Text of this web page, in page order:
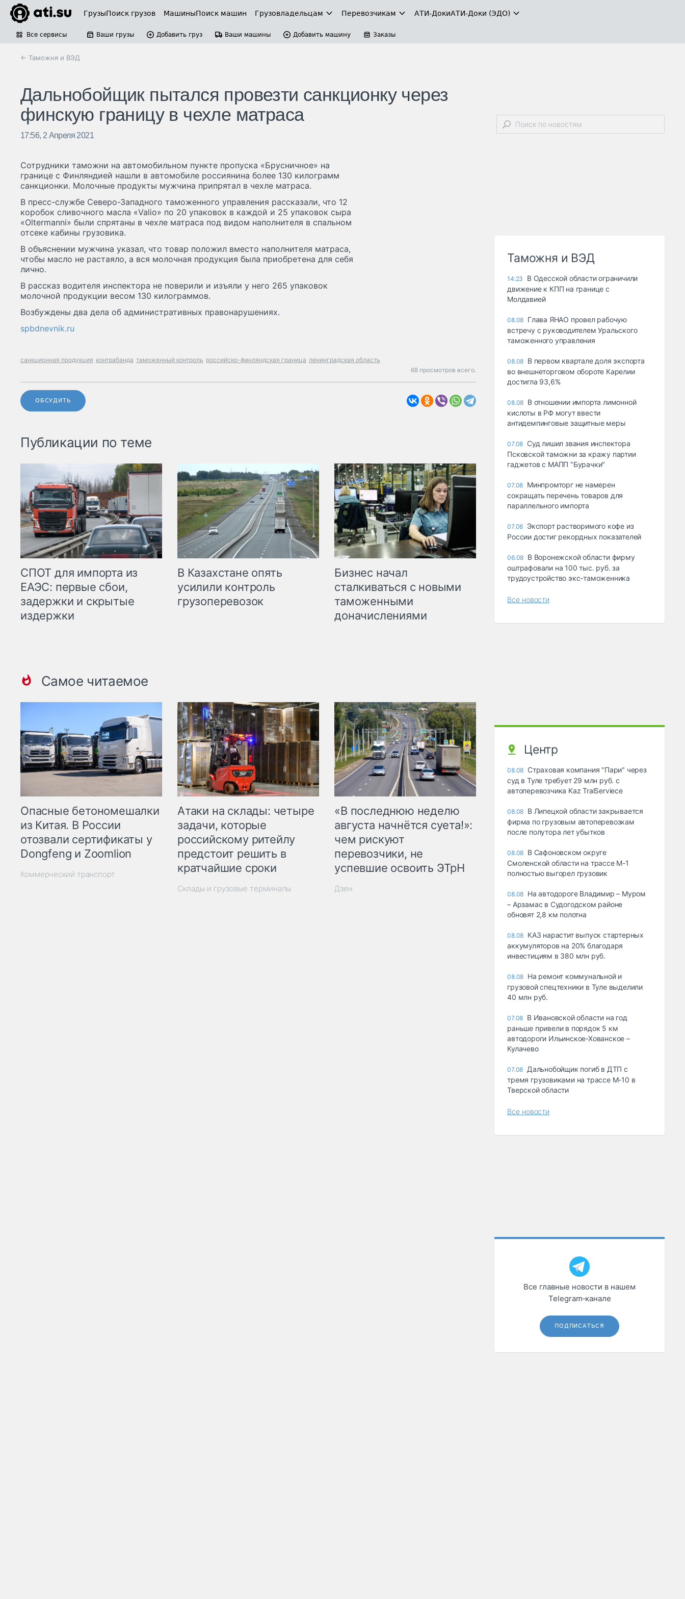
ГрузыПоиск грузов МашиныПоиск машин Грузовладельцам Перевозчикам АТИ-ДокиАТИ-Доки (ЭДО)
Все сервисы Ваши грузы Добавить груз Ваши машины Добавить машину Заказы
← Таможня и ВЭД
Дальнобойщик пытался провезти санкционку через
финскую границу в чехле матраса
17:56, 2 Апреля 2021
Сотрудники таможни на автомобильном пункте пропуска «Брусничное» на
границе с Финляндией нашли в автомобиле россиянина более 130 килограмм
санкционки. Молочные продукты мужчина припрятал в чехле матраса.
В пресс-службе Северо-Западного таможенного управления рассказали, что 12
коробок сливочного масла «Valio» по 20 упаковок в каждой и 25 упаковок сыра
«Oltermanni» были спрятаны в чехле матраса под видом наполнителя в спальном
отсеке кабины грузовика.
В объяснении мужчина указал, что товар положил вместо наполнителя матраса,
чтобы масло не растаяло, а вся молочная продукция была приобретена для себя
лично.
В рассказ водителя инспектора не поверили и изъяли у него 265 упаковок
молочной продукции весом 130 килограммов.
Возбуждены два дела об административных правонарушениях.
spbdnevnik.ru
санкционная продукция контрабанда таможенный контроль российско-финляндская граница ленинградская область
68 просмотров всего.
ОБСУДИТЬ
Публикации по теме
СПОТ для импорта из
ЕАЭС: первые сбои,
задержки и скрытые
издержки
В Казахстане опять
усилили контроль
грузоперевозок
Бизнес начал
сталкиваться с новыми
таможенными
доначислениями
Самое читаемое
Опасные бетономешалки
из Китая. В России
отозвали сертификаты у
Dongfeng и Zoomlion
Коммерческий транспорт
Атаки на склады: четыре
задачи, которые
российскому ритейлу
предстоит решить в
кратчайшие сроки
Склады и грузовые терминалы
«В последнюю неделю
августа начнётся суета!»:
чем рискуют
перевозчики, не
успевшие освоить ЭТрН
Дзен
Таможня и ВЭД
14:23
В Одесской области ограничили
движение к КПП на границе с
Молдавией
08.08 Глава ЯНАО провел рабочую
встречу с руководителем Уральского
таможенного управления
08.08 В первом квартале доля экспорта
во внешнеторговом обороте Карелии
достигла 93,6%
08.08 В отношении импорта лимонной
кислоты в РФ могут ввести
антидемпинговые защитные меры
07.08 Суд лишил звания инспектора
Псковской таможни за кражу партии
гаджетов с МАПП "Бурачки"
07.08 Минпромторг не намерен
сокращать перечень товаров для
параллельного импорта
07.08 Экспорт растворимого кофе из
России достиг рекордных показателей
06.08 В Воронежской области фирму
оштрафовали на 100 тыс. руб. за
трудоустройство экс-таможенника
Все новости
Центр
08.08 Страховая компания "Пари" через
суд в Туле требует 29 млн руб. с
автоперевозчика Kaz TralServiece
08.08 В Липецкой области закрывается
фирма по грузовым автоперевозкам
после полутора лет убытков
08.08 В Сафоновском округе
Смоленской области на трассе М-1
полностью выгорел грузовик
08.08 На автодороге Владимир – Муром
– Арзамас в Судогодском районе
обновят 2,8 км полотна
08.08 КАЗ нарастит выпуск стартерных
аккумуляторов на 20% благодаря
инвестициям в 380 млн руб.
08.08 На ремонт коммунальной и
грузовой спецтехники в Туле выделили
40 млн руб.
07.08 В Ивановской области на год
раньше привели в порядок 5 км
автодороги Ильинское-Хованское –
Кулачево
07.08 Дальнобойщик погиб в ДТП с
тремя грузовиками на трассе М-10 в
Тверской области
Все новости
Все главные новости в нашем
Telegram‑канале
ПОДПИСАТЬСЯ